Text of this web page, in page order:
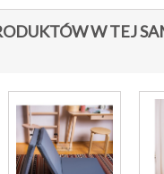
W TEJ